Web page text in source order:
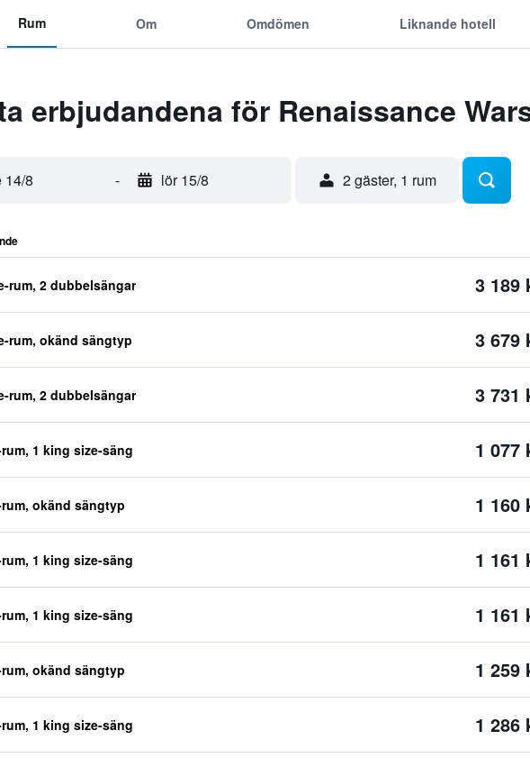
Rum Om Omdömen Liknande hotell
erbjudandena för Renaissance
14/8 - lör 15/8 2 gäster, 1 rum
rum, 2 dubbelsängar 3 189
rum, okänd sängtyp 3 679
rum, 2 dubbelsängar 3 731
1 king size-säng 1 077
okänd sängtyp 1 160
1 king size-säng 1 161
1 king size-säng 1 161
okänd sängtyp 1 259
1 king size-säng 1 286